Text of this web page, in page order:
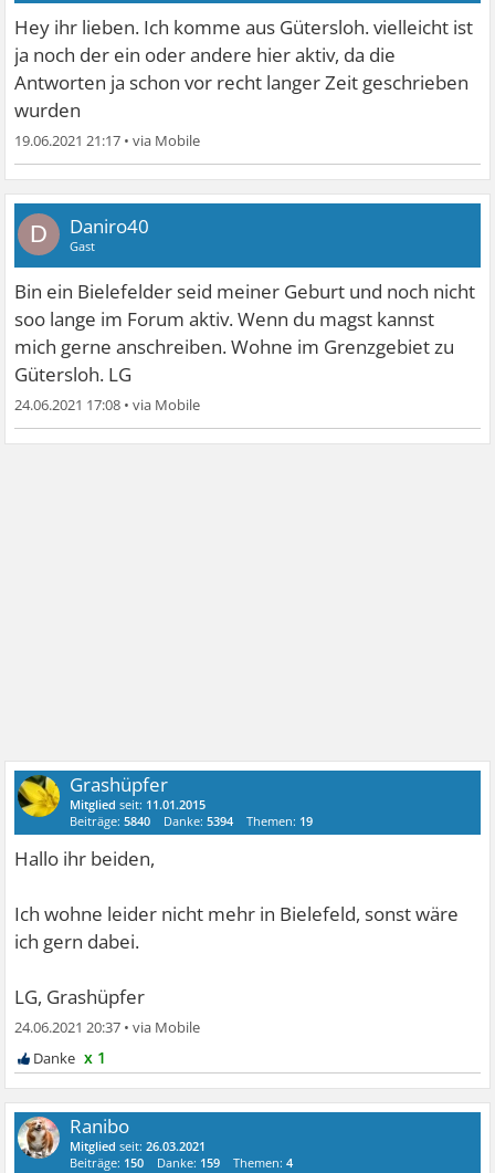
Hey ihr lieben. Ich komme aus Gütersloh. vielleicht ist
ja noch der ein oder andere hier aktiv, da die
Antworten ja schon vor recht langer Zeit geschrieben
wurden
19.06.2021 21:17 •
D Daniro40
Gast
Bin ein Bielefelder seid meiner Geburt und noch nicht
soo lange im Forum aktiv. Wenn du magst kannst
mich gerne anschreiben. Wohne im Grenzgebiet zu
Gütersloh. LG
24.06.2021 17:08 •
Grashüpfer
Mitglied seit: 11.01.2015
Beiträge:5840 Danke:5394 Themen: 19
Hallo ihr beiden,
Ich wohne leider nicht mehr in Bielefeld, sonst wäre
ich gern dabei.
LG, Grashüpfer
24.06.2021 20:37 •
x 1
Ranibo
Mitglied seit:26.03.2021
Beiträge: 150 Danke: 159 Themen:4